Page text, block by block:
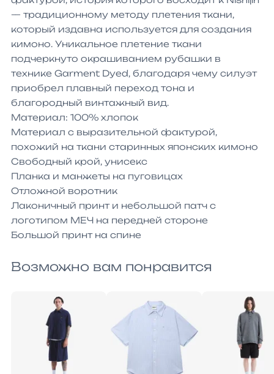
— традиционному методу плетения ткани,
который издавна используется для создания
кимоно. Уникальное плетение ткани
подчеркнуто окрашиванием рубашки в
технике Garment Dyed, благодаря чему силуэт
приобрел плавный переход тона и
благородный винтажный вид.
Материал: 100% хлопок
Материал с выразительной фактурой,
похожий на ткани старинных японских кимоно
Свободный крой, унисекс
Планка и манжеты на пуговицах
Отложной воротник
Лаконичный принт и небольшой патч с
логотипом МЕЧ на передней стороне
Большой принт на спине
Возможно вам понравится